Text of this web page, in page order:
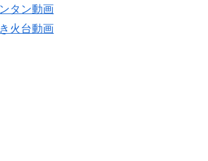
タン動画
火台動画